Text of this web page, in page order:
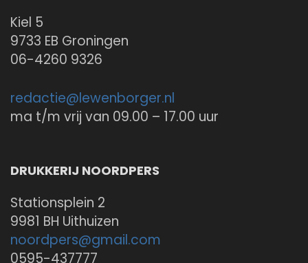
Kiel 5
9733 EB Groningen
06-4260 9326
redactie@lewenborger.nl
ma t/m vrij van 09.00 – 17.00 uur
DRUKKERIJ NOORDPERS
Stationsplein 2
9981 BH Uithuizen
noordpers@gmail.com
0595-437777